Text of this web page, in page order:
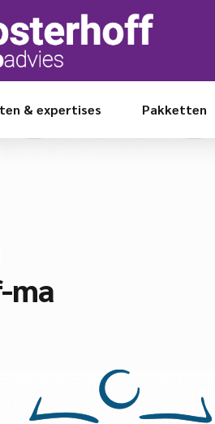
& expertises Pakketten
ma